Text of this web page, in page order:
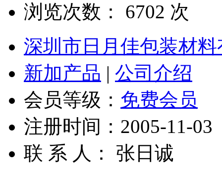
浏览次数： 6702 次
深圳市日月佳包装材
新加产品 | 公司介绍
会员等级： 免费会员
注册时间：2005-11-03
联 系 人： 张日诚